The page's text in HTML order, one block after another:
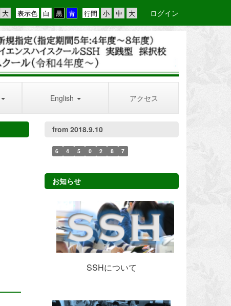
行間
表示色 ログイン
English アクセス
from 2018.9.10
6 4 5 0 2 8 7
お知らせ
SSHについて